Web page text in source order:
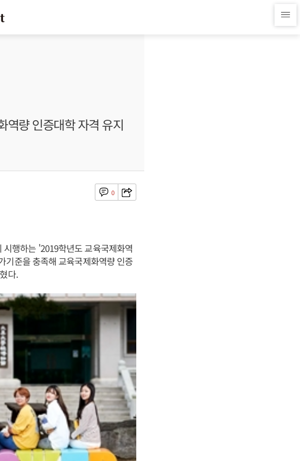
역량 인증대학 자격 유지
0
행하는 '2019학년도 교육국제화역
기준을 충족해 교육국제화역량 인증
다.